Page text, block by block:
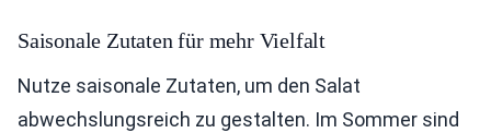
Saisonale Zutaten für mehr Vielfalt
Nutze saisonale Zutaten, um den Salat
abwechslungsreich zu gestalten. Im Sommer sind